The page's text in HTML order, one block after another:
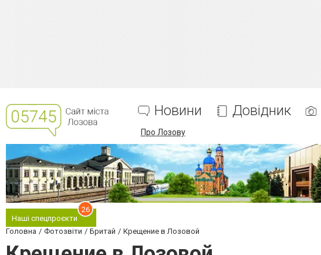
Новини Довідник
Про Лозову
Наші спецпроєкти
26
Головна Фотозвіти Бритай Крещение в Лозовой